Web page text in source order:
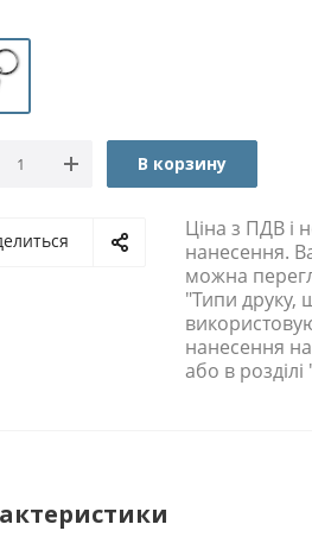
В корзину
Ціна з ПДВ і
нанесення.
можна
"Типи друку,
нанесення
або в